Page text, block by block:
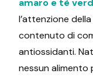
amaro e tè
l’attenzione
contenuto di
antiossidanti.
nessun alimento